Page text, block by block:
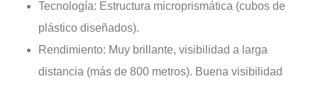
Tecnología: Estructura microprismática (cubos de
plástico diseñados).
Rendimiento: Muy brillante, visibilidad a larga
distancia (más de 800 metros). Buena visibilidad